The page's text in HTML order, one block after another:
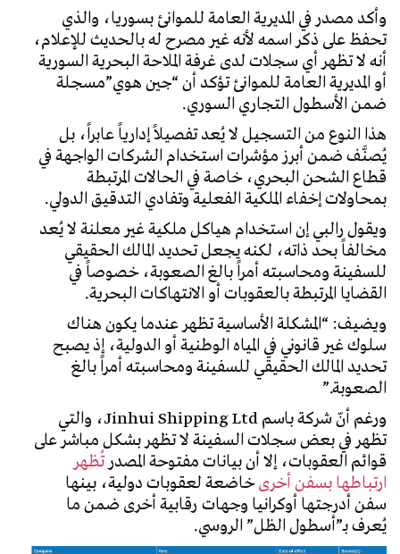
وأكد مصدر في المديرية العامة للموانئ بسوريا، والذي
تحفظ على ذكر اسمه لأنه غير مصرح له بالحديث للإعلام،
أنه لا تظهر أي سجلات لدى غرفة الملاحة البحرية السورية
أو المديرية العامة للموانئ تؤكد أن “جين هوي”مسجلة
ضمن الأسطول التجاري السوري.
هذا النوع من التسجيل لا يُعد تفصيلاً إدارياً عابراً، بل
يُصنَّف ضمن أبرز مؤشرات استخدام الشركات الواجهة في
قطاع الشحن البحري، خاصة في الحالات المرتبطة
بمحاولات إخفاء الملكية الفعلية وتفادي التدقيق الدولي.
ويقول رالبي إن استخدام هياكل ملكية غير معلنة لا يُعد
مخالفاً بحد ذاته، لكنه يجعل تحديد المالك الحقيقي
للسفينة ومحاسبته أمراً بالغ الصعوبة، خصوصاً في
القضايا المرتبطة بالعقوبات أو الانتهاكات البحرية.
ويضيف: “المشكلة الأساسية تظهر عندما يكون هناك
سلوك غير قانوني في المياه الوطنية أو الدولية، إذ يصبح
تحديد المالك الحقيقي للسفينة ومحاسبته أمراً بالغ
الصعوبة.”
ورغم أنّ شركة باسم Jinhui Shipping Ltd، والتي
تظهر في بعض سجلات السفينة لا تظهر بشكل مباشر على
قوائم العقوبات، إلا أن بيانات مفتوحة المصدرتُظهر
ارتباطها بسفن أخرىخاضعة لعقوبات دولية، بينها
سفن أدرجتها أوكرانيا وجهات رقابية أخرى ضمن ما
يُعرف بـ”أسطول الظل” الروسي.